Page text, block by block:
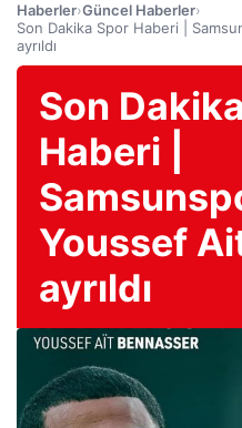
Haberler›Güncel Haberler›
Son Dakika Spor Haberi |
ayrıldı
Son
Haberi |
Youssef
ayrıldı